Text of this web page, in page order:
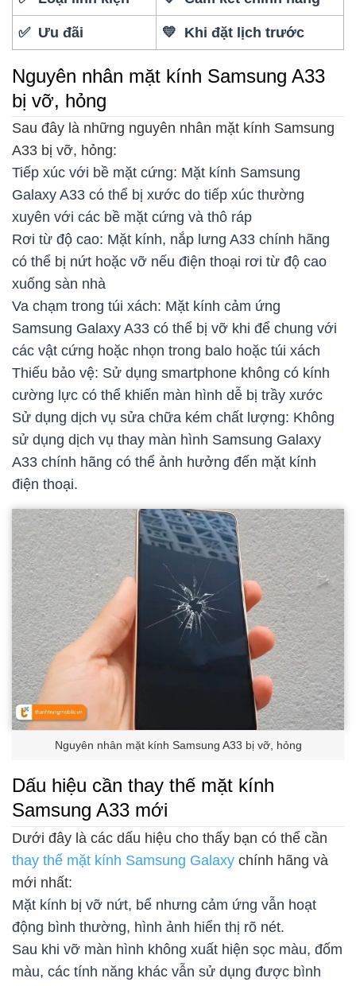
✅ Ưu đãi 💛 Khi đặt lịch trước
Nguyên nhân mặt kính Samsung A33
bị vỡ, hỏng
Sau đây là những nguyên nhân mặt kính Samsung
A33 bị vỡ, hỏng:
Tiếp xúc với bề mặt cứng: Mặt kính Samsung
Galaxy A33 có thể bị xước do tiếp xúc thường
xuyên với các bề mặt cứng và thô ráp
Rơi từ độ cao: Mặt kính, nắp lưng A33 chính hãng
có thể bị nứt hoặc vỡ nếu điện thoại rơi từ độ cao
xuống sàn nhà
Va chạm trong túi xách: Mặt kính cảm ứng
Samsung Galaxy A33 có thể bị vỡ khi để chung với
các vật cứng hoặc nhọn trong balo hoặc túi xách
Thiếu bảo vệ: Sử dụng smartphone không có kính
cường lực có thể khiến màn hình dễ bị trầy xước
Sử dụng dịch vụ sửa chữa kém chất lượng: Không
sử dụng dịch vụ thay màn hình Samsung Galaxy
A33 chính hãng có thể ảnh hưởng đến mặt kính
điện thoại.
Nguyên nhân mặt kính Samsung A33 bị vỡ, hỏng
Dấu hiệu cần thay thế mặt kính
Samsung A33 mới
Dưới đây là các dấu hiệu cho thấy bạn có thể cần
thay thế mặt kính Samsung Galaxy chính hãng và
mới nhất:
Mặt kính bị vỡ nứt, bể nhưng cảm ứng vẫn hoạt
động bình thường, hình ảnh hiển thị rõ nét.
Sau khi vỡ màn hình không xuất hiện sọc màu, đốm
màu, các tính năng khác vẫn sử dụng được bình